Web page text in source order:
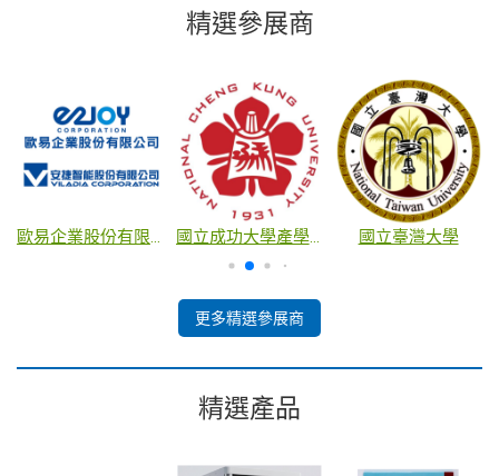
精選參展商
歐易企業股份有限公司 國立成功大學產學創新總中心 國立臺灣大學
更多精選參展商
精選產品